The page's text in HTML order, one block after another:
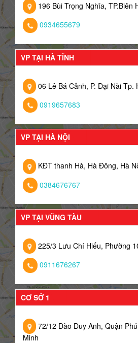
196 Bùi Trọng Nghĩa, TP.Biên
0934655679
VP TẠI HÀ TĨNH
06 Lê Bá Cảnh, P. Đại Nài Tp.
0919657683
VP TẠI HÀ NỘI
KĐT thanh Hà, Hà Đông, Hà
0384676767
VP TẠI VŨNG TÀU
225/3 Lưu Chí Hiếu, Phường
0911676267
CƠ SỞ 1
72/12 Đào Duy Anh, Quận
Minh